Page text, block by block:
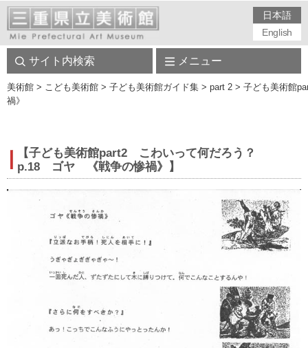
日本語
English
サイト内検索 メニュー
美術館 > こども美術館 > 子ども美術館ガイド集 > part 2 > 子ども美術
禍》
【子ども美術館part2 こわいって何だろう？
p.18 ゴヤ 《戦争の惨禍》】